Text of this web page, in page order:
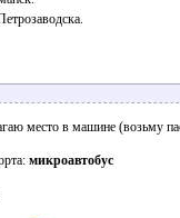
место в машине (возьму
микроавтобус